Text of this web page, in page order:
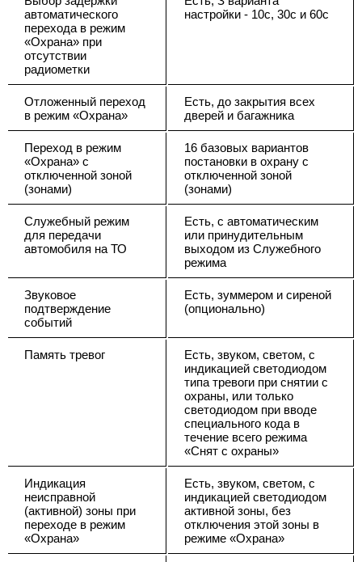
автоматического
перехода в режим
«Охрана» при
отсутствии
радиометки
настройки - 10с, 30с и 60с
Отложенный переход
в режим «Охрана»
Есть, до закрытия всех
дверей и багажника
Переход в режим
«Охрана» с
отключенной зоной
(зонами)
16 базовых вариантов
постановки в охрану с
отключенной зоной
(зонами)
Служебный режим
для передачи
автомобиля на ТО
Есть, с автоматическим
или принудительным
выходом из Служебного
режима
Звуковое
подтверждение
событий
Есть, зуммером и сиреной
(опционально)
Память тревог
Есть, звуком, светом, с
индикацией светодиодом
типа тревоги при снятии с
охраны, или только
светодиодом при вводе
специального кода в
течение всего режима
«Снят с охраны»
Индикация
неисправной
(активной) зоны при
переходе в режим
«Охрана»
Есть, звуком, светом, с
индикацией светодиодом
активной зоны, без
отключения этой зоны в
режиме «Охрана»